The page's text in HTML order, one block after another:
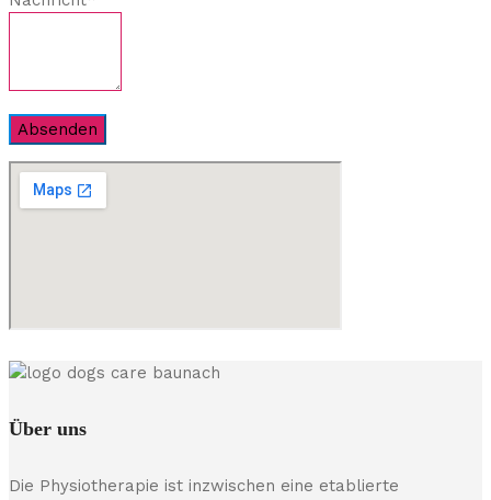
Über uns
Die Physiotherapie ist inzwischen eine etablierte